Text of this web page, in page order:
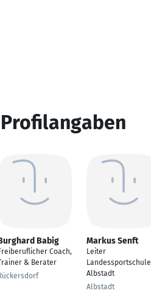
Babig
Coach,
& Berater
Markus Senft
Leiter
Landessportschule
Albstadt
Albstadt